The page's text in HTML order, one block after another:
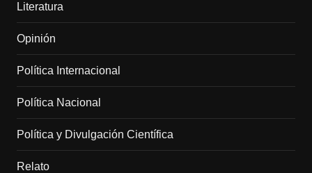
Literatura
Opinión
Política Internacional
Política Nacional
Política y Divulgación Científica
Relato